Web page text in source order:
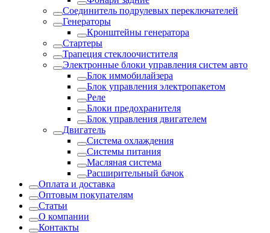
Соединитель подрулевых переключателей
Генераторы
Кронштейны генератора
Стартеры
Трапеция стеклоочистителя
Электронные блоки управления систем авто
Блок иммобилайзера
Блок управления электропакетом
Реле
Блоки предохранителя
Блок управления двигателем
Двигатель
Система охлаждения
Системы питания
Масляная система
Расширительный бачок
Оплата и доставка
Оптовым покупателям
Статьи
О компании
Контакты